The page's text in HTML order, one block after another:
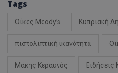
Tags
Οίκος Moody’s Κυπριακή
πιστολιπτική ικανότητα
Μάκης Κεραυνός Ειδήσεις
Ονοματεπώνυμο
usprivacy